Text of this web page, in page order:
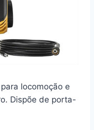
locomoção e
Dispõe de porta-